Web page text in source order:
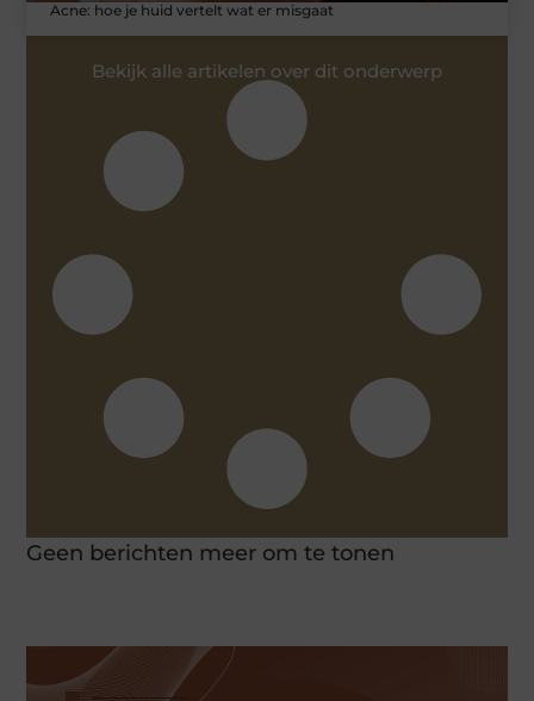
Acne: hoe je huid vertelt wat er misgaat
Bekijk alle artikelen over dit onderwerp
Geen berichten meer om te tonen